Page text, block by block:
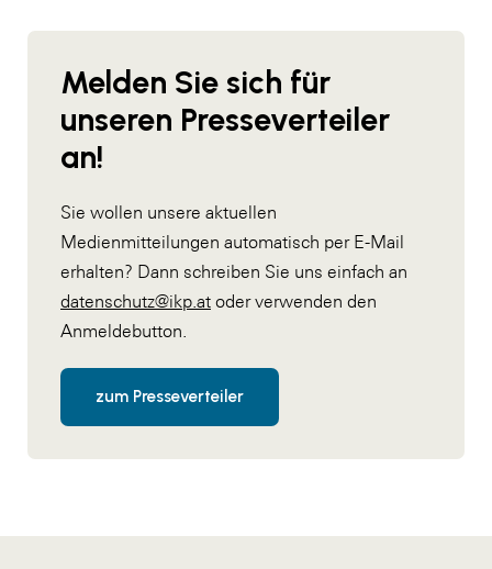
Melden Sie sich für
unseren Presseverteiler
an!
Sie wollen unsere aktuellen
Medienmitteilungen automatisch per E-Mail
erhalten? Dann schreiben Sie uns einfach an
datenschutz@ikp.at oder verwenden den
Anmeldebutton.
zum Presseverteiler